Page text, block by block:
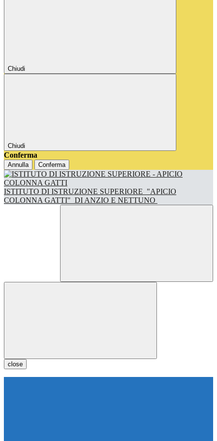
Chiudi
Chiudi
Conferma
Annulla Conferma
ISTITUTO DI ISTRUZIONE SUPERIORE "APICIO
COLONNA GATTI" DI ANZIO E NETTUNO
close